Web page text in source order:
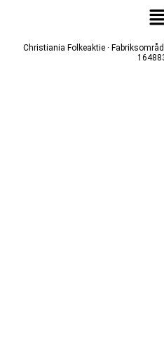
Christiania Folkeaktie ·